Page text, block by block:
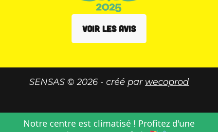
VOIR LES AVIS
SENSAS © 2026 - créé par wecoprod
Notre centre est climatisé ! Profitez d'une